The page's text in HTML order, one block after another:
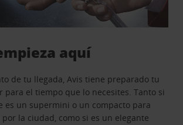
aquí
de tu llegada, Avis tiene preparado tu
para el tiempo que lo necesites. Tanto si
es un supermini o un compacto para
la ciudad, como si es un elegante